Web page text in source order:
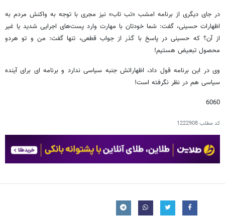
در جای دیگری از برنامه امشب «تب تاب» نیز مجری با توجه به واکنش مردم به
اظهارات حسینی، گفت: شما خودتان با مهارت وارد پست‌های اجرایی شدید یا غیر
از آن؟ که حسینی در پاسخ با گذر از جواب قطعی، تنها گفت: من و تو هردو
محصول تبعیض هستیم!
وی در این برنامه قول داد، اظهاراتش جنبه سیاسی ندارد و برنامه ای برای آینده
سیاسی هم در نظر نگرفته است!
6060
کد مطلب1222908